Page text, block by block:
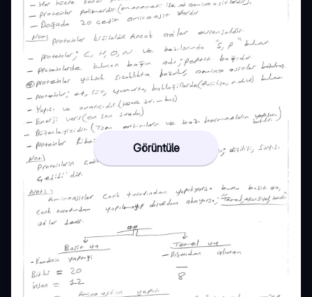
Görüntüle